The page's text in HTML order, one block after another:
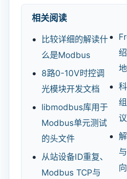
相关阅读
比较详细的解读什
么是Modbus
8路0-10V时控调
光模块开发文档
libmodbus库用于
Modbus单元测试
的头文件
从站设备ID重复、
Modbus TCP与
议